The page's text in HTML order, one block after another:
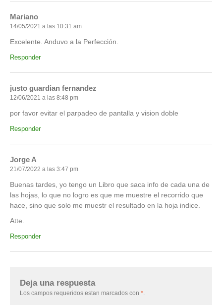
Mariano
14/05/2021 a las 10:31 am
Excelente. Anduvo a la Perfección.
Responder
justo guardian fernandez
12/06/2021 a las 8:48 pm
por favor evitar el parpadeo de pantalla y vision doble
Responder
Jorge A
21/07/2022 a las 3:47 pm
Buenas tardes, yo tengo un Libro que saca info de cada una de
las hojas, lo que no logro es que me muestre el recorrido que
hace, sino que solo me muestr el resultado en la hoja indice.
Atte.
Responder
Deja una respuesta
Los campos requeridos estan marcados con *